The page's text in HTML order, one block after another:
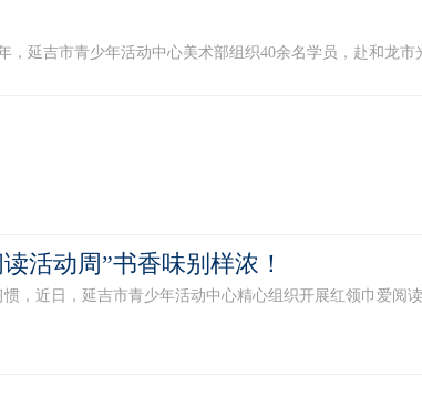
，延吉市青少年活动中心美术部组织40余名学员，赴和龙市
活动周”书香味别样浓！
，近日，延吉市青少年活动中心精心组织开展红领巾爱阅